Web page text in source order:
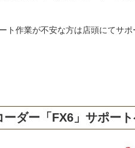
ト作業が不安な方は店頭にてサ
ダー「FX6」サポー